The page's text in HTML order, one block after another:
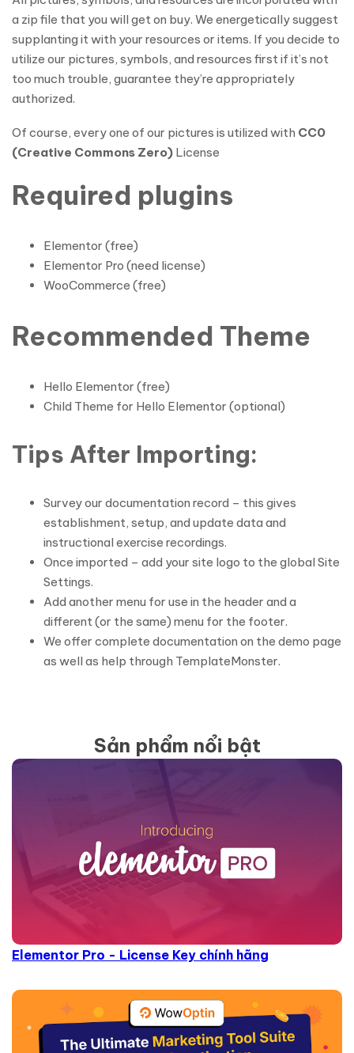
a zip file that you will get on buy. We energetically suggest
supplanting it with your resources or items. If you decide to
utilize our pictures, symbols, and resources first if it’s not
too much trouble, guarantee they’re appropriately
authorized.
Of course, every one of our pictures is utilized with CC0
(Creative Commons Zero) License
Required plugins
Elementor (free)
Elementor Pro (need license)
WooCommerce (free)
Recommended Theme
Hello Elementor (free)
Child Theme for Hello Elementor (optional)
Tips After Importing:
Survey our documentation record – this gives
establishment, setup, and update data and
instructional exercise recordings.
Once imported – add your site logo to the global Site
Settings.
Add another menu for use in the header and a
different (or the same) menu for the footer.
We offer complete documentation on the demo page
as well as help through TemplateMonster.
Sản phẩm nổi bật
Elementor Pro - License Key chính hãng